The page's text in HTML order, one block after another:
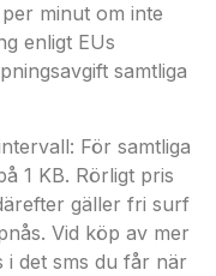
minut om inte
enligt EUs
samtliga
För samtliga
1 KB. Rörligt pris
gäller fri surf
Vid köp av mer
det sms du får när